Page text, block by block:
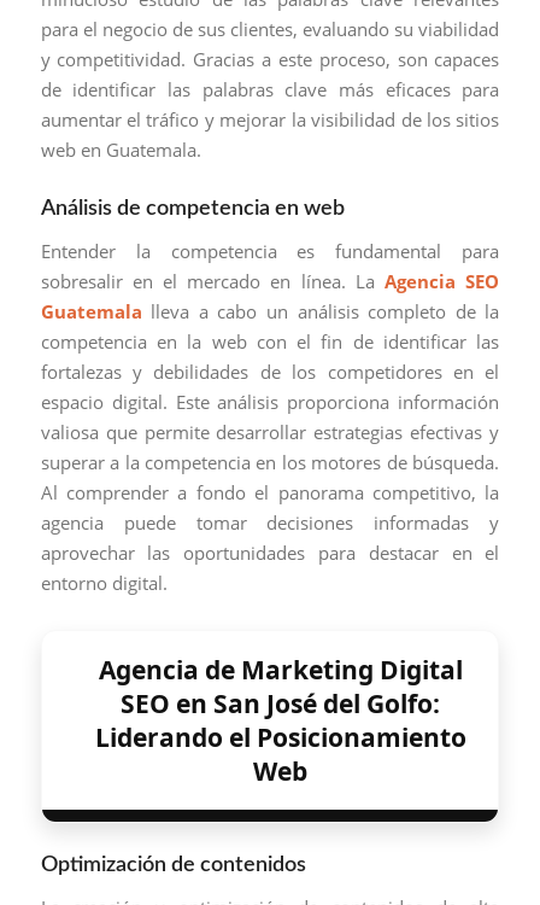
para el negocio de sus clientes, evaluando su viabilidad
y competitividad. Gracias a este proceso, son capaces
de identificar las palabras clave más eficaces para
aumentar el tráfico y mejorar la visibilidad de los sitios
web en Guatemala.
Análisis de competencia en web
Entender la competencia es fundamental para
sobresalir en el mercado en línea. LaAgencia SEO
Guatemala lleva a cabo un análisis completo de la
competencia en la web con el fin de identificar las
fortalezas y debilidades de los competidores en el
espacio digital. Este análisis proporciona información
valiosa que permite desarrollar estrategias efectivas y
superar a la competencia en los motores de búsqueda.
Al comprender a fondo el panorama competitivo, la
agencia puede tomar decisiones informadas y
aprovechar las oportunidades para destacar en el
entorno digital.
Agencia de Marketing Digital
SEO en San José del Golfo:
Liderando el Posicionamiento
Web
Optimización de contenidos